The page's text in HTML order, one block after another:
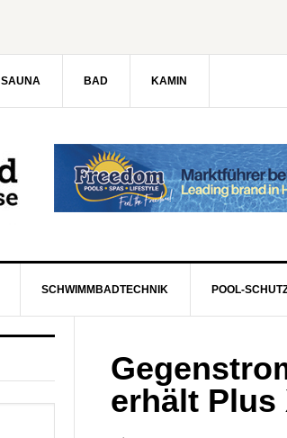
SAUNA BAD KAMIN
SCHWIMMBADTECHNIK POOL-
erhält Plus